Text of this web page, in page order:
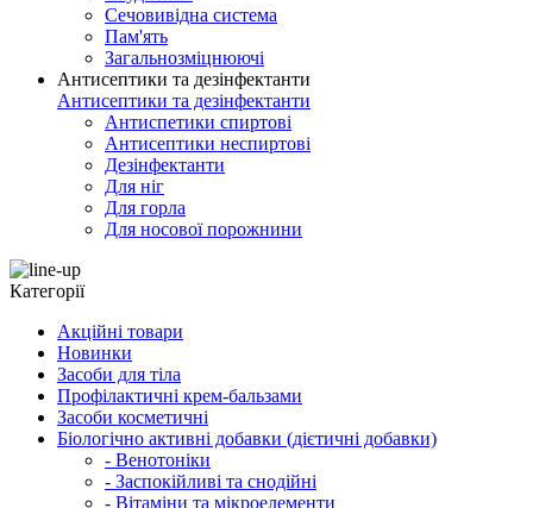
Сечовивідна система
Пам'ять
Загальнозміцнюючі
Антисептики та дезінфектанти
Антисептики та дезінфектанти
Антиспетики спиртові
Антисептики неспиртові
Дезінфектанти
Для ніг
Для горла
Для носової порожнини
Категорії
Акційні товари
Новинки
Засоби для тіла
Профілактичні крем-бальзами
Засоби косметичні
Біологічно активні добавки (дієтичні добавки)
- Венотоніки
- Заспокійливі та снодійні
- Вітаміни та мікроелементи